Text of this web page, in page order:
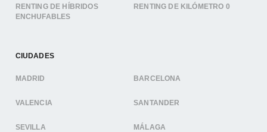
RENTING DE HÍBRIDOS
ENCHUFABLES
RENTING DE KILÓMETRO 0
CIUDADES
MADRID BARCELONA
VALENCIA SANTANDER
SEVILLA MÁLAGA